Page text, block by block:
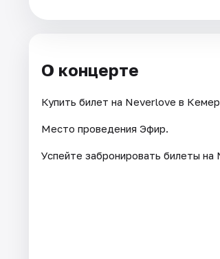
О концерте
Купить билет на Neverlove в
Место проведения Эфир.
Успейте забронировать билеты